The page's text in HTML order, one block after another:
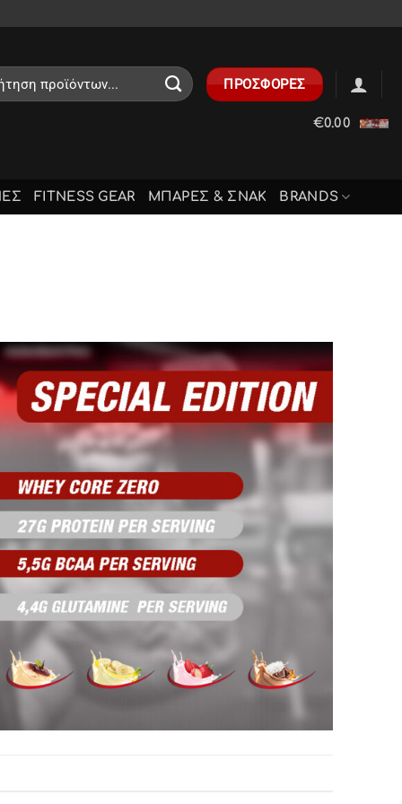
ΠΡΟΣΦΟΡΕΣ
€0.00
FITNESS GEAR ΜΠΑΡΕΣ & ΣΝΑΚ BRANDS